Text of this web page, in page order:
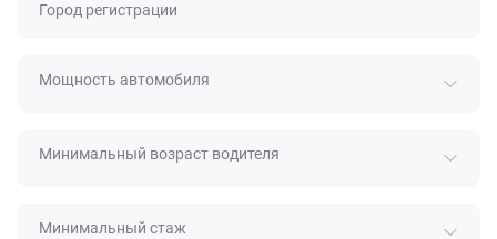
Город регистрации
Мощность автомобиля
Минимальный возраст водителя
Минимальный стаж